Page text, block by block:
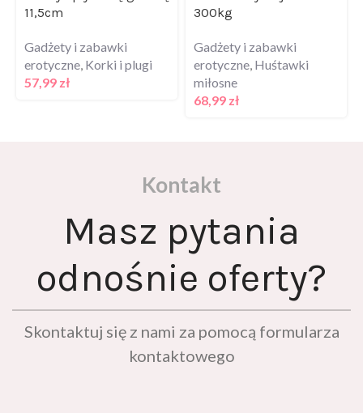
11,5cm
Gadżety i zabawki
erotyczne Korki i plugi
57,99 zł
300kg
Gadżety i zabawki
erotyczne Huśtawki
miłosne
68,99 zł
Kontakt
Masz pytania
odnośnie oferty?
Skontaktuj się z nami za pomocą formularza
kontaktowego